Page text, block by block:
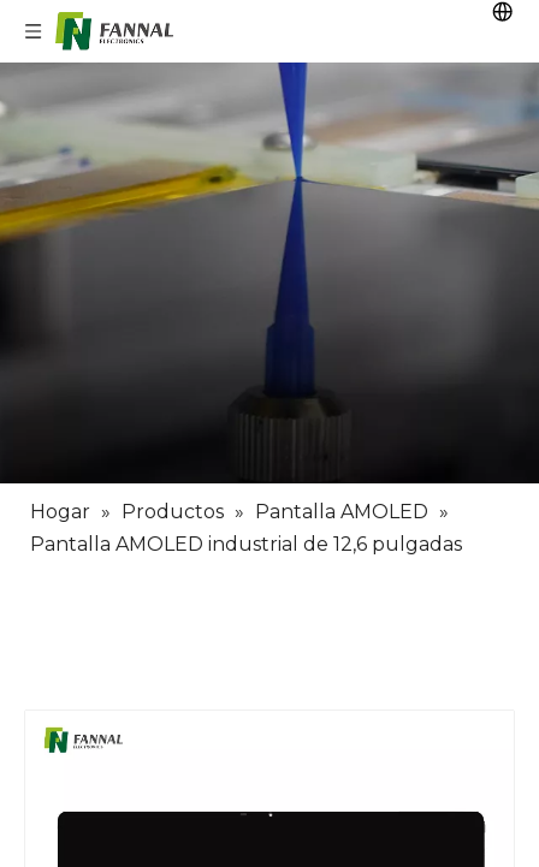
Hogar » Productos » Pantalla AMOLED »
Pantalla AMOLED industrial de 12,6 pulgadas